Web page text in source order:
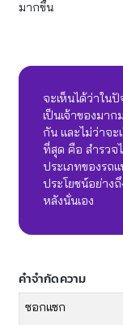
มากขึ้น
จะเห็นได้ว่าใน
เป็นเจ้าของมา
กัน และไม่ว่าจ
ที่สุด คือ สำรวจ
ประเภทของรถ
ประโยชน์อย่าง
หลังนั่นเอง
คำจำกัดความ
​​ซอกแซก